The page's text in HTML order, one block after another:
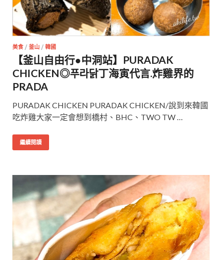
美食 / 釜山 / 韓國
【釜山自由行●中洞站】PURADAK
CHICKEN◎푸라닭丁海寅代言.炸雞界的
PRADA
PURADAK CHICKEN PURADAK CHICKEN/說到來韓國
吃炸雞大家一定會想到橋村、BHC、TWO TW …
繼續閱讀